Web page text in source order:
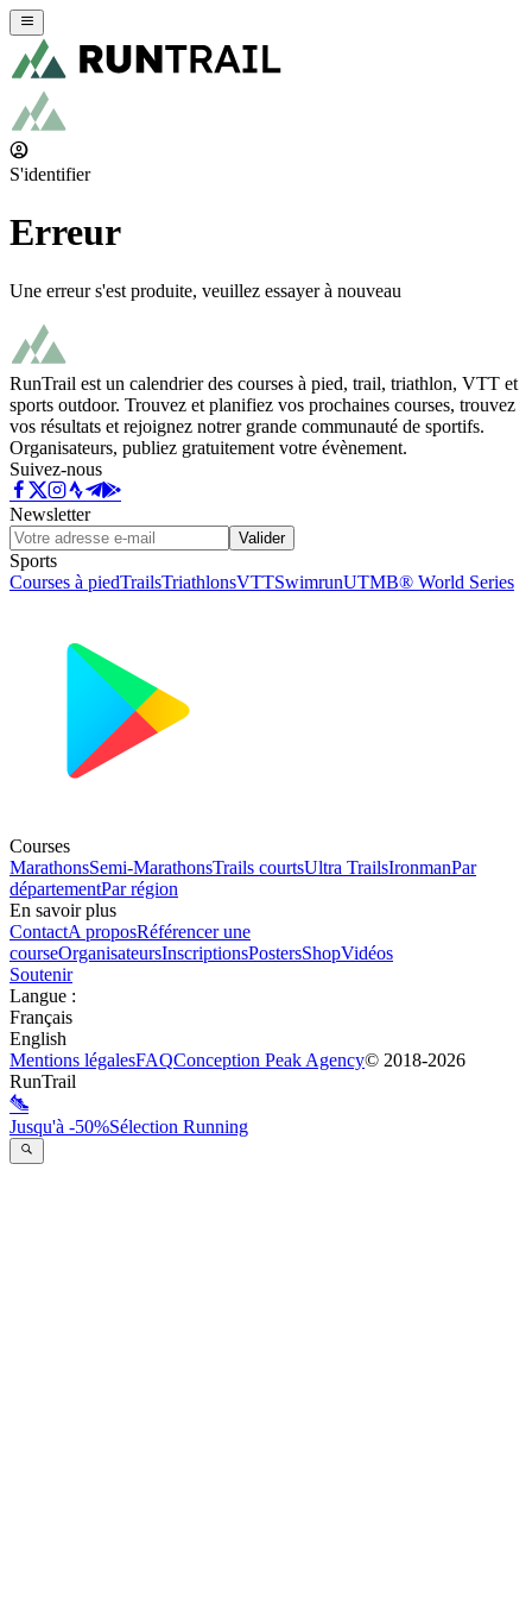
S'identifier
Erreur
Une erreur s'est produite, veuillez essayer à nouveau
RunTrail est un calendrier des courses à pied, trail, triathlon, VTT et
sports outdoor. Trouvez et planifiez vos prochaines courses, trouvez
vos résultats et rejoignez notrer grande communauté de sportifs.
Organisateurs, publiez gratuitement votre évènement.
Suivez-nous
Newsletter
Valider
Sports
Courses à piedTrailsTriathlonsVTTSwimrunUTMB® World Series
Courses
MarathonsSemi-MarathonsTrails courtsUltra TrailsIronmanPar
départementPar région
En savoir plus
ContactA proposRéférencer une
courseOrganisateursInscriptionsPostersShopVidéos
Soutenir
Langue :
Français
English
Mentions légalesFAQConception Peak Agency© 2018-2026
RunTrail
Jusqu'à -50%Sélection Running